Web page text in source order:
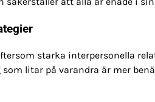
starka interpersonella
litar på varandra är mer